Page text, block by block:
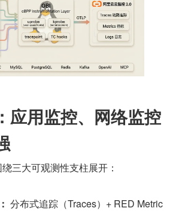
应用监控、网络监控
三大可观测性支柱展开：
分布式追踪（Traces）+ RED Metric